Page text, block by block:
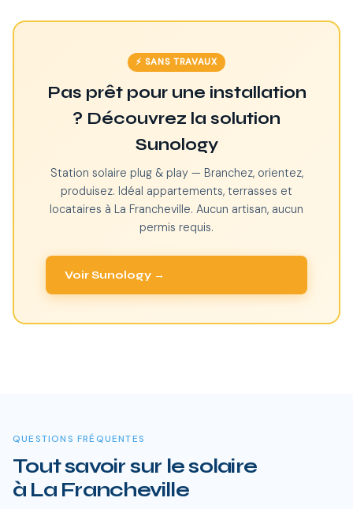
⚡ SANS TRAVAUX
Pas prêt pour une installation
? Découvrez la solution
Sunology
Station solaire plug & play — Branchez, orientez,
produisez. Idéal appartements, terrasses et
locataires à La Francheville. Aucun artisan, aucun
permis requis.
Voir Sunology →
QUESTIONS FRÉQUENTES
Tout savoir sur le solaire
à La Francheville